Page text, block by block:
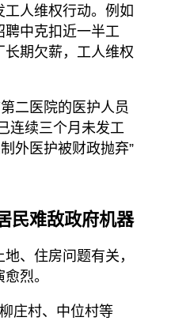
人维权行动。例如
聘中克扣近一半工
期欠薪，工人维权
二医院的医护人员
连续三个月未发工
外医护被财政抛弃”
民难敌政府机器
、住房问题有关，
烈。
庄村、中位村等